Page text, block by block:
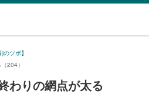
ツボ】
204）
わりの網点が太る